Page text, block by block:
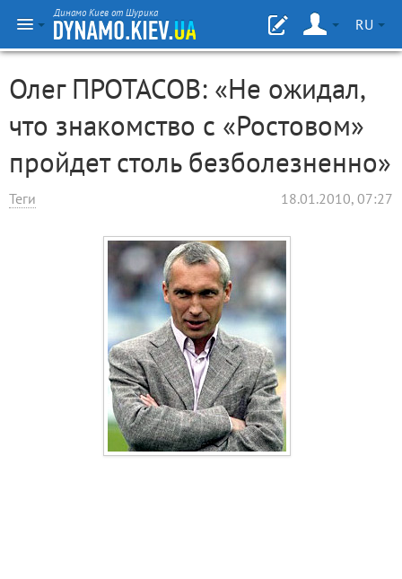
Динамо Киев от Шурика
RU
Олег ПРОТАСОВ: «Не ожидал,
что знакомство с «Ростовом»
пройдет столь безболезненно»
Теги 18.01.2010, 07:27